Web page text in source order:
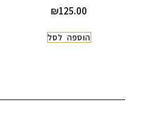
₪125.00
הוספה לסל